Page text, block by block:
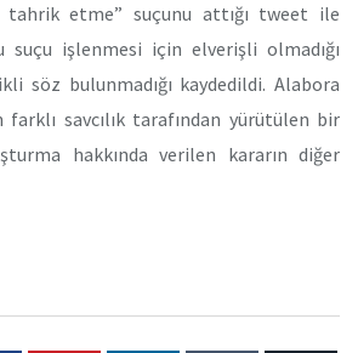
tahrik etme” suçunu attığı tweet ile
işlenmesi için elverişli olmadığı
söz bulunmadığı kaydedildi. Alabora
savcılık tarafından yürütülen bir
hakkında verilen kararın diğer